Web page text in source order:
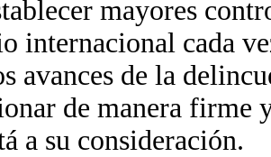
mayores
internacional cada
avances de la
de manera firme
a su consideración.